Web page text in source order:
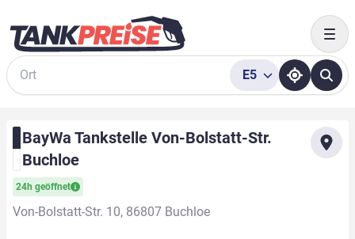
Suche
E5
BayWa Tankstelle Von-Bolstatt-Str.
Buchloe
24h geöffnet
Von-Bolstatt-Str. 10, 86807 Buchloe